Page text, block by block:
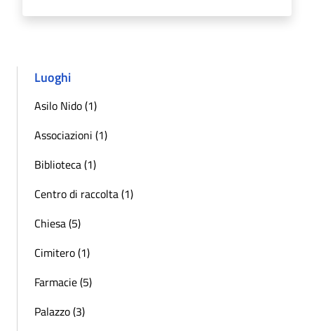
Luoghi
Asilo Nido (1)
Associazioni (1)
Biblioteca (1)
Centro di raccolta (1)
Chiesa (5)
Cimitero (1)
Farmacie (5)
Palazzo (3)